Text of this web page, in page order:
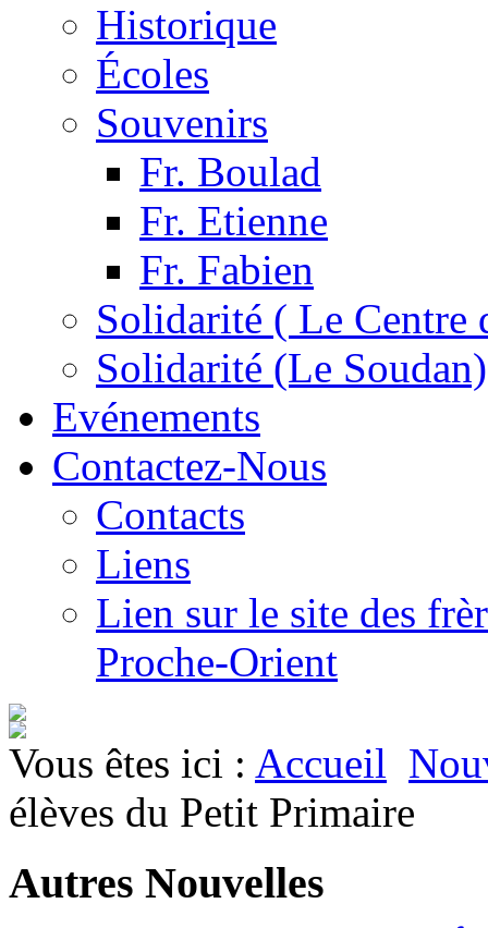
Historique
Écoles
Souvenirs
Fr. Boulad
Fr. Etienne
Fr. Fabien
Solidarité ( Le Centre
Solidarité (Le Soudan)
Evénements
Contactez-Nous
Contacts
Liens
Lien sur le site des
Proche-Orient
Vous êtes ici : Accueil
élèves du Petit Primaire
Autres Nouvelles